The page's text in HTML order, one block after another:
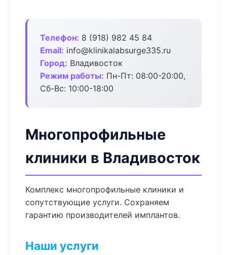
Телефон: 8 (918) 982 45 84
Email: info@klinikalabsurge335.ru
Город: Владивосток
Режим работы: Пн-Пт: 08:00-20:00,
Сб-Вс: 10:00-18:00
Многопрофильные
клиники в Владивосток
Комплекс многопрофильные клиники и
сопутствующие услуги. Сохраняем
гарантию производителей имплантов.
Наши услуги